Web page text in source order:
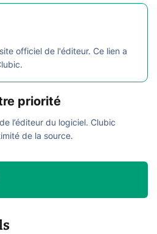
officiel de l'éditeur. Ce lien a
priorité
l’éditeur du logiciel. Clubic
de la source.